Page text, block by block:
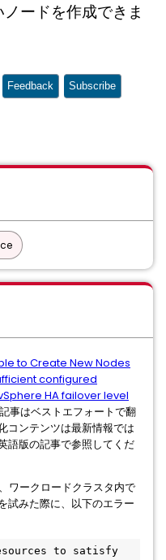
ードを作成できま
Feedback Subscribe
to Create New Nodes
configured
HA failover level
事はベストエフォートで翻
コンテンツは最新情報では
語版の記事で参照してくだ
ークロードクラスタ内で
試みた際に、以下のエラー
to satisfy